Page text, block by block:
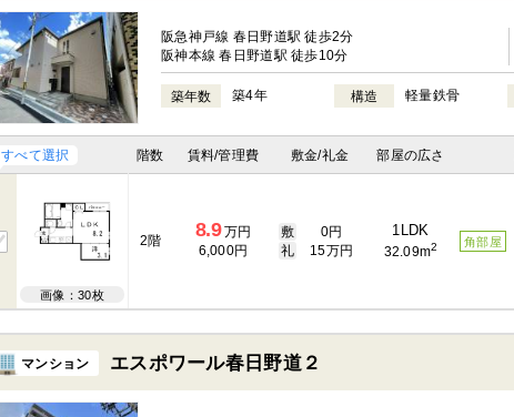
阪急神戸線 春日野道駅 徒歩2分
阪神本線 春日野道駅 徒歩10分
築年数 築4年 構造 軽量鉄骨
すべて選択 階数 賃料/管理費 敷金/礼金 部屋の広さ
画像：30枚
2階 8.9万円
6,000円
敷
0円
礼
15万円
1LDK
32.09m2 角部屋
マンション エスポワール春日野道２